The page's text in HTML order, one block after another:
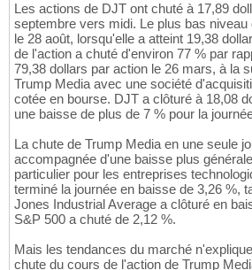
Les actions de DJT ont chuté à 17,89
septembre vers midi. Le plus bas niveau
le 28 août, lorsqu'elle a atteint 19,38
de l'action a chuté d'environ 77 % par
79,38 dollars par action le 26 mars, à la
Trump Media avec une société
cotée en bourse. DJT a clôturé à 18,08
une baisse de plus de 7 % pour la
La chute de Trump Media en une seule
accompagnée d'une baisse plus
particulier pour les entreprises
terminé la journée en baisse de 3,26 %,
Jones Industrial Average a clôturé en
S&P 500 a chuté de 2,12 %.
Mais les tendances du marché
chute du cours de l'action de Trump